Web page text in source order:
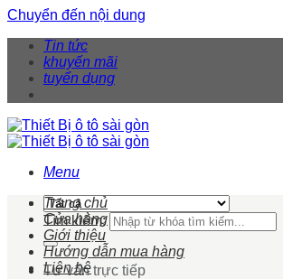
Chuyển đến nội dung
Tin tức
khuyến mãi
tuyển dụng
Menu
Tìm kiếm:
Tư vấn trực tiếp
Trang chủ
Cửa hàng
Giới thiệu
Hướng dẫn mua hàng
Liên hệ